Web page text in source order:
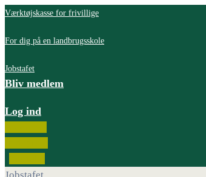
Værktøjskasse for frivillige
For dig på en landbrugsskole
Jobstafet
Bliv medlem
Log ind